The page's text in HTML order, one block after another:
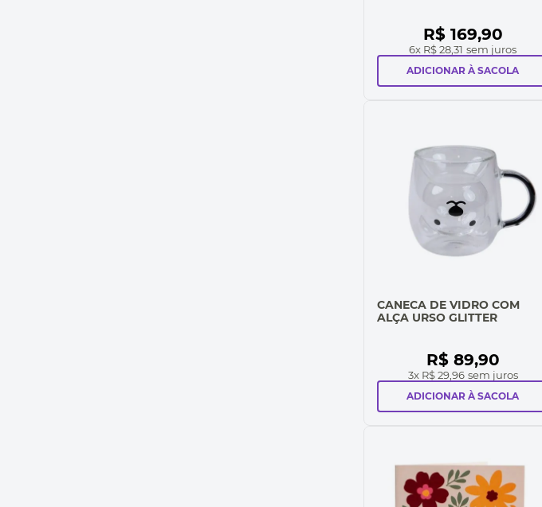
R$ 169,90
6x R$ 28,31 sem juros
ADICIONAR À SACOLA
CANECA DE VIDRO COM
ALÇA URSO GLITTER
R$ 89,90
3x R$ 29,96 sem juros
ADICIONAR À SACOLA